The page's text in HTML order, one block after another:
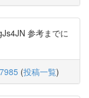
参考までに
(投稿一覧)